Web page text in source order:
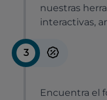
nuestras
interactivas,
3
Encuentra el